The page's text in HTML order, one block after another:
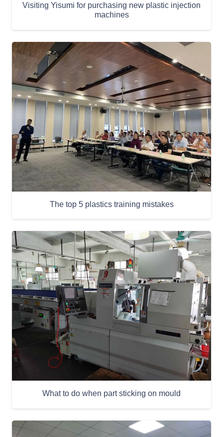
Visiting Yisumi for purchasing new plastic injection
machines
The top 5 plastics training mistakes
What to do when part sticking on mould